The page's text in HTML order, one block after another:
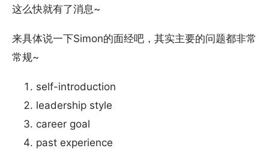
这么快就有了消息~
来具体说一下Simon的面经吧，其实主要的问题都非常
常规~
self-introduction
leadership style
career goal
past experience